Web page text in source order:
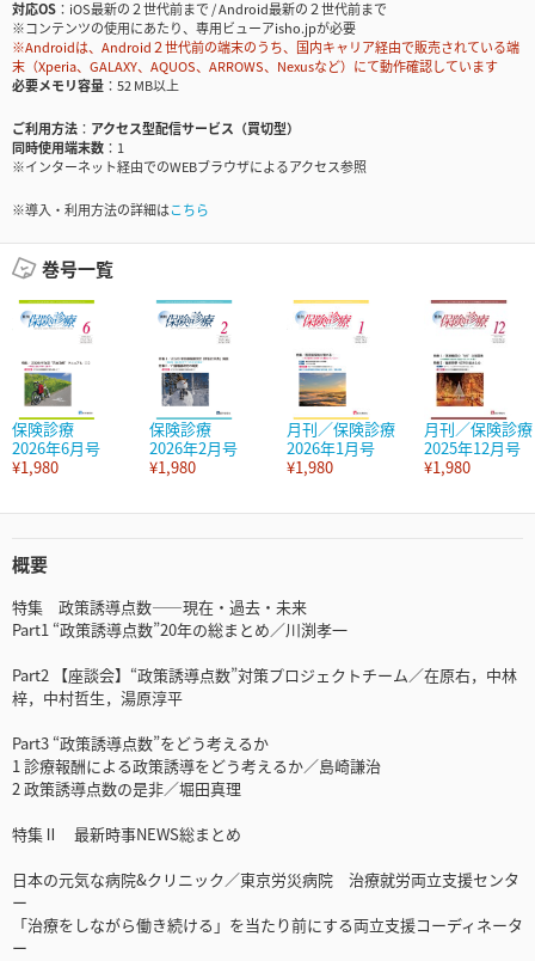
対応OS
iOS最新の２世代前まで / Android最新の２世代前まで
※コンテンツの使用にあたり、専用ビューアisho.jpが必要
※Androidは、Android２世代前の端末のうち、国内キャリア経由で販売されている端
末（Xperia、GALAXY、AQUOS、ARROWS、Nexusなど）にて動作確認しています
必要メモリ容量
52 MB以上
ご利用方法
アクセス型配信サービス（買切型）
同時使用端末数
1
※インターネット経由でのWEBブラウザによるアクセス参照
※導入・利用方法の詳細はこちら
巻号一覧
保険診療
2026年6月号
¥1,980
保険診療
2026年2月号
¥1,980
月刊／保険診療
2026年1月号
¥1,980
月刊／保険診療
2025年12月号
¥1,980
概要
特集 政策誘導点数――現在・過去・未来
Part1 “政策誘導点数”20年の総まとめ／川渕孝一
Part2 【座談会】“政策誘導点数”対策プロジェクトチーム／在原右，中林
梓，中村哲生，湯原淳平
Part3 “政策誘導点数”をどう考えるか
1 診療報酬による政策誘導をどう考えるか／島崎謙治
2 政策誘導点数の是非／堀田真理
特集Ⅱ 最新時事NEWS総まとめ
日本の元気な病院&クリニック／東京労災病院 治療就労両立支援センタ
ー
「治療をしながら働き続ける」を当たり前にする両立支援コーディネータ
ー